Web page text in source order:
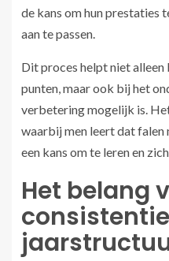
de kans om hun prestaties
aan te passen.
Dit proces helpt niet
punten, maar ook bij het
verbetering mogelijk is.
waarbij men leert dat falen
een kans om te leren en
Het belang